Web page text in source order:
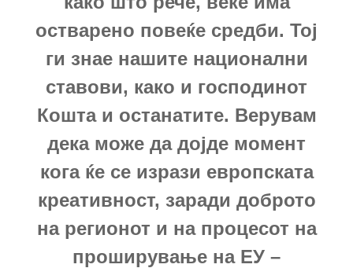
остварено повеќе средби. Тој
ги знае нашите национални
ставови, како и господинот
Кошта и останатите. Верувам
дека може да дојде момент
кога ќе се изрази европската
креативност, заради доброто
на регионот и на процесот на
проширување на ЕУ –